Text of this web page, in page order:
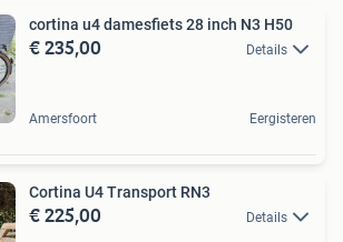
cortina u4 damesfiets 28 inch N3 H50
€ 235,00 Details
Amersfoort Eergisteren
Cortina U4 Transport RN3
€ 225,00 Details